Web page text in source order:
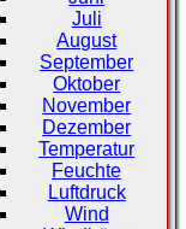
Juli
August
September
Oktober
November
Dezember
Temperatur
Feuchte
Luftdruck
Wind